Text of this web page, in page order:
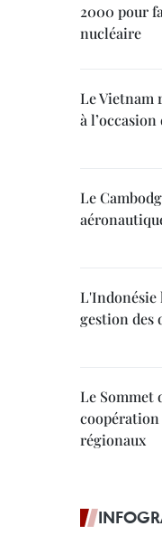
2000 pour
nucléaire
Le Vietnam
à
Le
L'Indonésie
gestion des
Le Sommet
coopération
régionaux